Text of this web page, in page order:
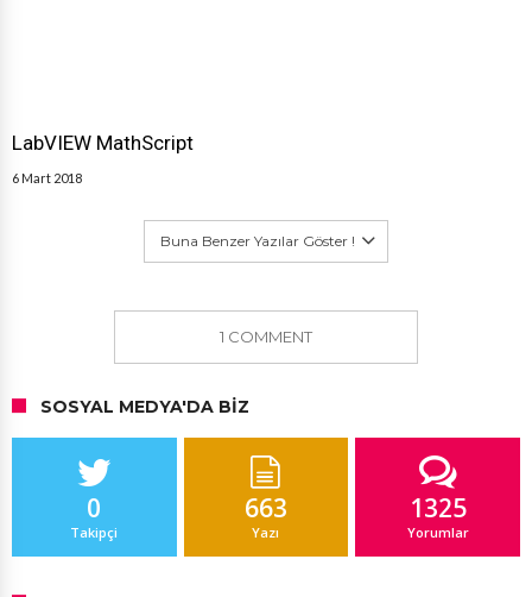
LabVIEW MathScript
6 Mart 2018
Buna Benzer Yazılar Göster !
1 COMMENT
SOSYAL MEDYA'DA BIZ
0
Takipçi
663
Yazı
1325
Yorumlar